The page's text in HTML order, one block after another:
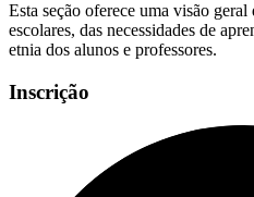
Esta seção oferece uma visão
escolares, das necessidades de
etnia dos alunos e professores.
Inscrição